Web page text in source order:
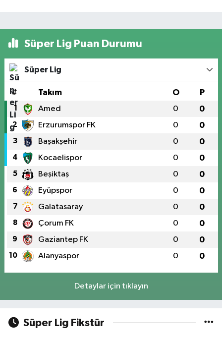
Süper Lig Puan Durumu
Süper Lig
# Takım O P
1 Amed 0 0
2 Erzurumspor FK 0 0
3 Başakşehir 0 0
4 Kocaelispor 0 0
5 Beşiktaş 0 0
6 Eyüpspor 0 0
7 Galatasaray 0 0
8 Çorum FK 0 0
9 Gaziantep FK 0 0
10 Alanyaspor 0 0
Detaylar için tıklayın
Süper Lig Fikstür